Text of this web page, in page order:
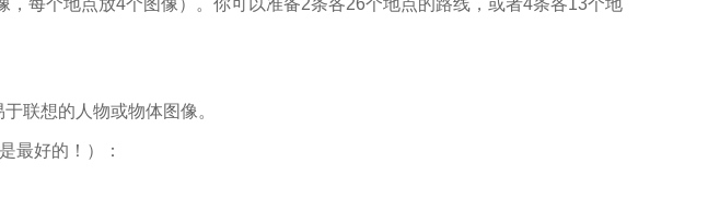
每个地点放4个图像）。你可以准备2条各26个地点的路线，或者4条各13个地
联想的人物或物体图像。
最好的！）：